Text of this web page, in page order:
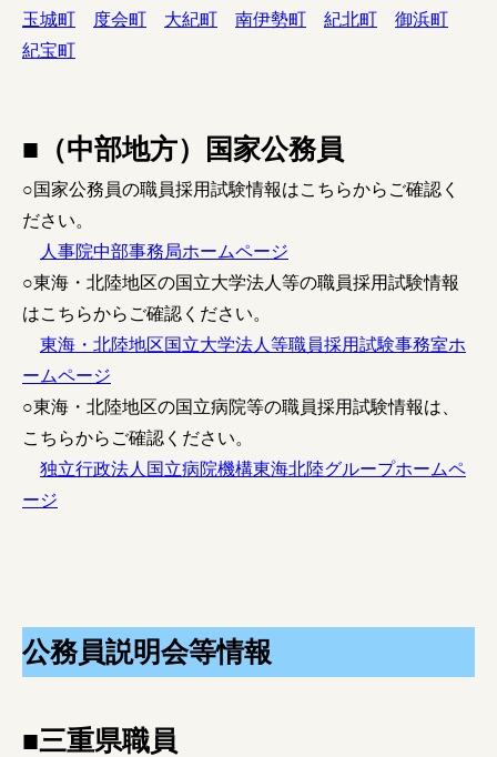
玉城町 度会町 大紀町 南伊勢町 紀北町
御浜町
紀宝町
■（中部地方）国家公務員
○国家公務員の職員採用試験情報はこちらからご確認く
ださい。
人事院中部事務局ホームページ
○東海・北陸地区の国立大学法人等の職員採用試験情報
はこちらからご確認ください。
東海・北陸地区国立大学法人等職員採用試験事務室ホ
ームページ
○東海・北陸地区の国立病院等の職員採用試験情報は、
こちらからご確認ください。
独立行政法人国立病院機構東海北陸グループホームペ
ージ
公務員説明会等情報
■三重県職員